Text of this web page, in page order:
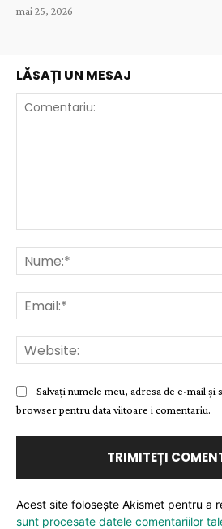
mai 25, 2026
LĂSAȚI UN MESAJ
Salvați numele meu, adresa de e-mail și
browser pentru data viitoare i comentariu.
Acest site folosește Akismet pentru a
sunt procesate datele comentariilor